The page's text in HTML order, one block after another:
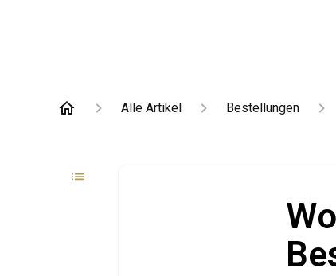
Alle Artikel Bestellungen